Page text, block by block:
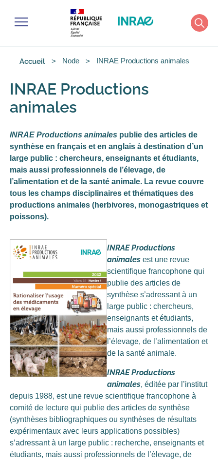
Menu
Accueil Node INRAE Productions animales
INRAE Productions
animales
INRAE Productions animales publie des articles de
synthèse en français et en anglais à destination d’un
large public : chercheurs, enseignants et étudiants,
mais aussi professionnels de l’élevage, de
l’alimentation et de la santé animale. La revue couvre
tous les champs disciplinaires et thématiques des
productions animales (herbivores, monogastriques et
poissons).
INRAE Productions
animales est une revue
scientifique francophone qui
publie des articles de
synthèse s’adressant à un
large public : chercheurs,
enseignants et étudiants,
mais aussi professionnels de
l’élevage, de l’alimentation et
de la santé animale.
INRAE Productions
animales, éditée par l’institut
depuis 1988, est une revue scientifique francophone à
comité de lecture qui publie des articles de synthèse
(synthèses bibliographiques ou synthèses de résultats
expérimentaux avec leurs applications possibles)
s’adressant à un large public : recherche, enseignants et
étudiants, mais aussi professionnels de l’élevage, de
Cookies management panel